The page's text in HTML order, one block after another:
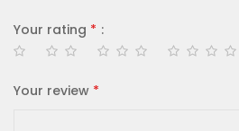
Your rating *
Your review *